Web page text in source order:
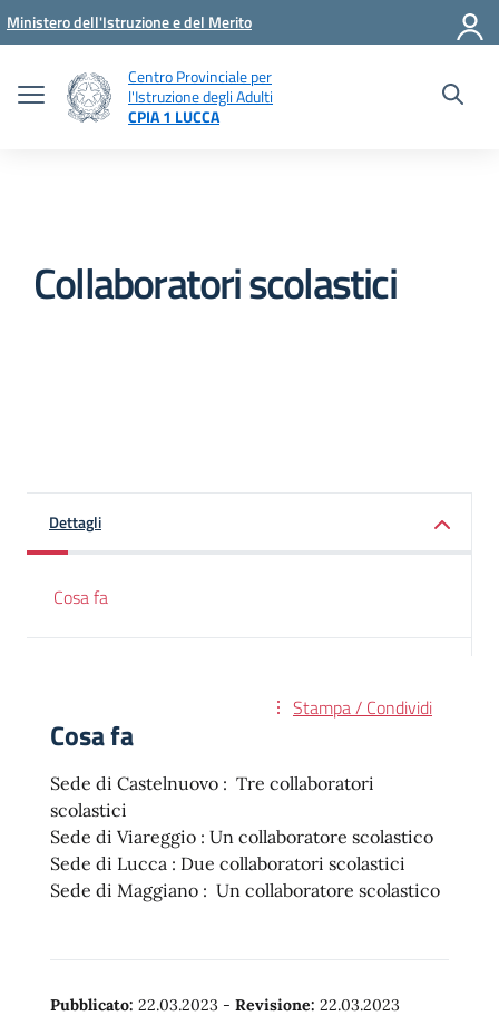
Vai ai contenuti
Vai al menu di navigazione
Vai al footer
Ministero dell'Istruzione e del Merito
Centro Provinciale per
l'Istruzione degli Adulti
CPIA 1 LUCCA
Collaboratori scolastici
Dettagli
Cosa fa
Stampa / Condividi
Cosa fa
Sede di Castelnuovo : Tre collaboratori
scolastici
Sede di Viareggio : Un collaboratore scolastico
Sede di Lucca : Due collaboratori scolastici
Sede di Maggiano : Un collaboratore scolastico
Pubblicato: 22.03.2023 - Revisione: 22.03.2023